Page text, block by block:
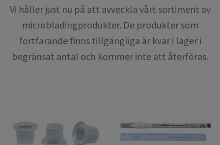
Vi håller just nu på att avveckla vårt sortiment av
microbladingprodukter. De produkter som
fortfarande finns tillgängliga är kvar i lager i
begränsat antal och kommer inte att återföras.